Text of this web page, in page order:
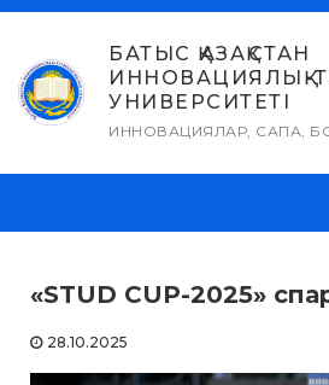
Skip
content
БАТЫС ҚАЗАҚСТАН
ИННОВАЦИЯЛЫҚ-
УНИВЕРСИТЕТІ
ИННОВАЦИЯЛАР, САПА,
«STUD CUP-2025»
28.10.2025